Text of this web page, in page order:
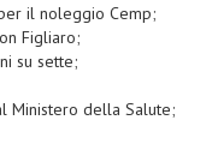
il noleggio Cemp;
Figliaro;
su sette;
Ministero della Salute;